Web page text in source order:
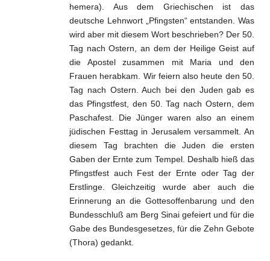
hemera). Aus dem Griechischen ist das
deutsche Lehnwort „Pfingsten“ entstanden. Was
wird aber mit diesem Wort beschrieben? Der 50.
Tag nach Ostern, an dem der Heilige Geist auf
die Apostel zusammen mit Maria und den
Frauen herabkam. Wir feiern also heute den 50.
Tag nach Ostern. Auch bei den Juden gab es
das Pfingstfest, den 50. Tag nach Ostern, dem
Paschafest. Die Jünger waren also an einem
jüdischen Festtag in Jerusalem versammelt. An
diesem Tag brachten die Juden die ersten
Gaben der Ernte zum Tempel. Deshalb hieß das
Pfingstfest auch Fest der Ernte oder Tag der
Erstlinge. Gleichzeitig wurde aber auch die
Erinnerung an die Gottesoffenbarung und den
Bundesschluß am Berg Sinai gefeiert und für die
Gabe des Bundesgesetzes, für die Zehn Gebote
(Thora) gedankt.